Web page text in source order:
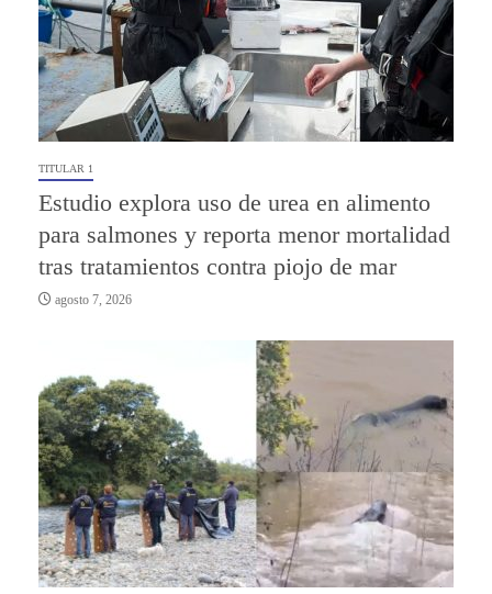
TITULAR 1
Estudio explora uso de urea en alimento
para salmones y reporta menor mortalidad
tras tratamientos contra piojo de mar
agosto 7, 2026